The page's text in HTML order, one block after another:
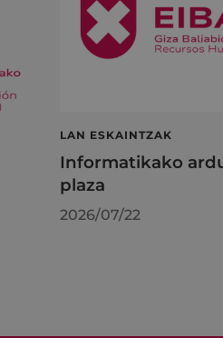
LAN ESKAINTZAK
Informatikako
plaza
2026/07/22